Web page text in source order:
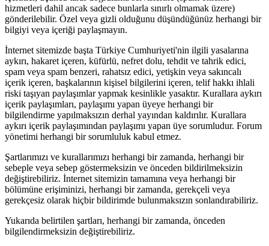
hizmetleri dahil ancak sadece bunlarla sınırlı olmamak üzere)
gönderilebilir. Özel veya gizli olduğunu düşündüğünüz herhangi bir
bilgiyi veya içeriği paylaşmayın.
İnternet sitemizde başta Türkiye Cumhuriyeti'nin ilgili yasalarına
aykırı, hakaret içeren, küfürlü, nefret dolu, tehdit ve tahrik edici,
spam veya spam benzeri, rahatsız edici, yetişkin veya sakıncalı
içerik içeren, başkalarının kişisel bilgilerini içeren, telif hakkı ihlali
riski taşıyan paylaşımlar yapmak kesinlikle yasaktır. Kurallara aykırı
içerik paylaşımları, paylaşımı yapan üyeye herhangi bir
bilgilendirme yapılmaksızın derhal yayından kaldırılır. Kurallara
aykırı içerik paylaşımından paylaşımı yapan üye sorumludur. Forum
yönetimi herhangi bir sorumluluk kabul etmez.
Şartlarımızı ve kurallarımızı herhangi bir zamanda, herhangi bir
sebeple veya sebep göstermeksizin ve önceden bildirilmeksizin
değiştirebiliriz. İnternet sitemizin tamamına veya herhangi bir
bölümüne erişiminizi, herhangi bir zamanda, gerekçeli veya
gerekçesiz olarak hiçbir bildirimde bulunmaksızın sonlandırabiliriz.
Yukarıda belirtilen şartları, herhangi bir zamanda, önceden
bilgilendirmeksizin değiştirebiliriz.